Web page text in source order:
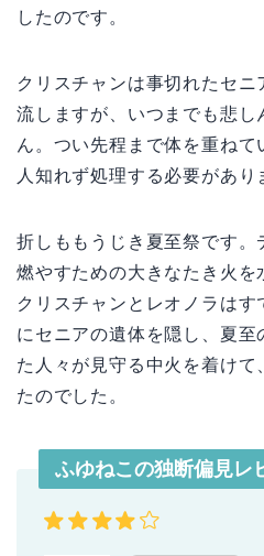
したのです。
クリスチャンは事切れたセ
流しますが、いつまでも悲し
ん。つい先程まで体を重ね
人知れず処理する必要があり
折しももうじき夏至祭です。
燃やすための大きなたき火を
クリスチャンとレオノラはす
にセニアの遺体を隠し、夏至
た人々が見守る中火を着けて
たのでした。
ふゆねこの独断偏見レ